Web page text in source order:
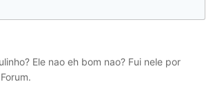
Ele nao eh bom nao? Fui nele por